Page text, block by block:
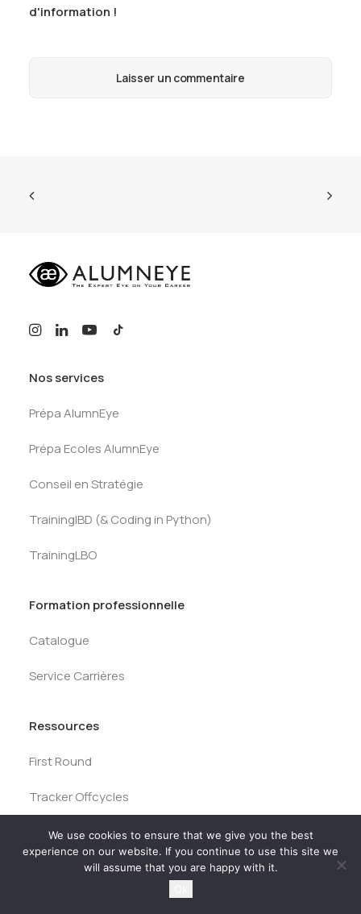
d'information !
Nos services
Prépa AlumnEye
Prépa Ecoles AlumnEye
Conseil en Stratégie
TrainingIBD (& Coding in Python)
TrainingLBO
Formation professionnelle
Catalogue
Service Carrières
Ressources
First Round
Tracker Offcycles
Tracker Summer
Kit de préparation
We use cookies to ensure that we give you the best
experience on our website. If you continue to use this site we
will assume that you are happy with it.